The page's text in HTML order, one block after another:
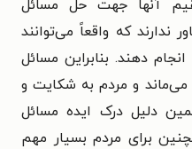
آنها جهت حل مسائل
ندارند که واقعاً می‌توانند
دهند. بنابراین مسائل
و مردم به شکایت و
دلیل درک ایده مسائل
برای مردم بسیار مهم